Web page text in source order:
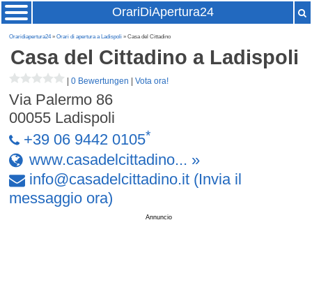
OrariDiApertura24
Oraridiapertura24»Orari di apertura a Ladispoli » Casa del Cittadino
Casa del Cittadino a Ladispoli
|0 Bewertungen |Vota ora!
Via Palermo 86
00055 Ladispoli
+39 06 9442 0105*
www.casadelcittadino... »
info@casadelcittadino.it (Invia il
messaggio ora)
Annuncio